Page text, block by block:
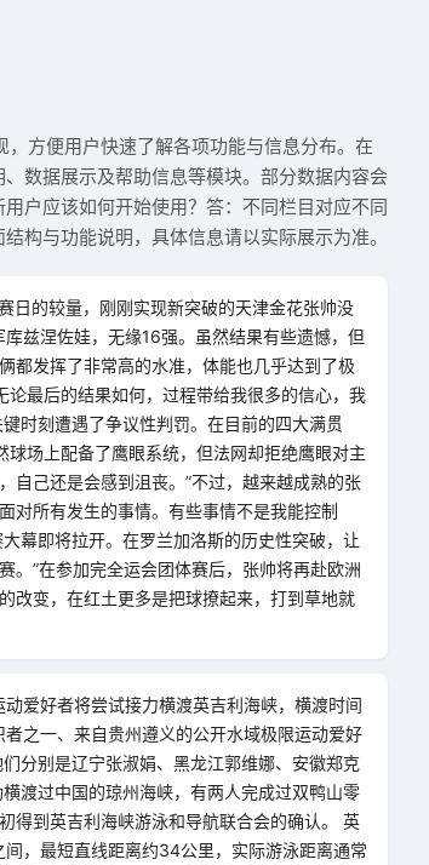
方便用户快速了解各项功能与信息分布。在
数据展示及帮助信息等模块。部分数据内容会
户应该如何开始使用？答：不同栏目对应不同
构与功能说明，具体信息请以实际展示为准。
日的较量，刚刚实现新突破的天津金花张帅没
兹涅佐娃，无缘16强。虽然结果有些遗憾，但
都发挥了非常高的水准，体能也几乎达到了极
最后的结果如何，过程带给我很多的信心，我
时刻遭遇了争议性判罚。在目前的四大满贯
场上配备了鹰眼系统，但法网却拒绝鹰眼对主
自己还是会感到沮丧。”不过，越来越成熟的张
对所有发生的事情。有些事情不是我能控制
幕即将拉开。在罗兰加洛斯的历史性突破，让
。”在参加完全运会团体赛后，张帅将再赴欧洲
改变，在红土更多是把球撩起来，打到草地就
爱好者将尝试接力横渡英吉利海峡，横渡时间
之一、来自贵州遵义的公开水域极限运动爱好
分别是辽宁张淑娟、黑龙江郭维娜、安徽郑克
渡过中国的琼州海峡，有两人完成过双鸭山零
得到英吉利海峡游泳和导航联合会的确认。 英
，最短直线距离约34公里，实际游泳距离通常